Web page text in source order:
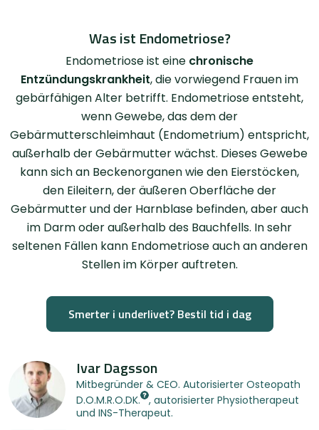
Was ist Endometriose?
Endometriose ist eine chronische
Entzündungskrankheit, die vorwiegend Frauen im
gebärfähigen Alter betrifft. Endometriose entsteht,
wenn Gewebe, das dem der
Gebärmutterschleimhaut (Endometrium) entspricht,
außerhalb der Gebärmutter wächst. Dieses Gewebe
kann sich an Beckenorganen wie den Eierstöcken,
den Eileitern, der äußeren Oberfläche der
Gebärmutter und der Harnblase befinden, aber auch
im Darm oder außerhalb des Bauchfells. In sehr
seltenen Fällen kann Endometriose auch an anderen
Stellen im Körper auftreten.
Smerter i underlivet? Bestil tid i dag
Ivar Dagsson
Mitbegründer & CEO. Autorisierter Osteopath
D.O.M.R.O.DK.
, autorisierter Physiotherapeut
und INS-Therapeut.